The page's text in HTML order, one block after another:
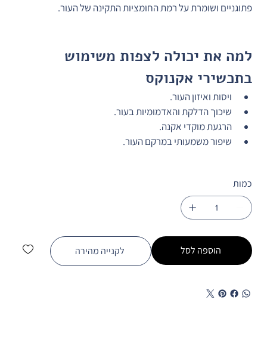
פתוגניים ושומרת על רמת החומציות התקינה של העור.
למה את יכולה לצפות משימוש
בתכשירי אקנוקס
ויסות ואיזון העור.
שיכוך הדלקת והאדמומיות בעור.
הרגעת מוקדי אקנה.
שיפור משמעותי במרקם העור.
כמות
הוספה לסל לקנייה מהירה